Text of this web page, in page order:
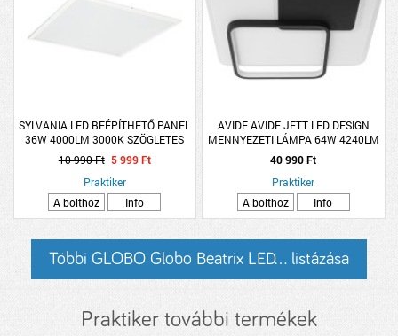
SYLVANIA LED BEÉPÍTHETŐ PANEL
36W 4000LM 3000K SZÖGLETES
10 990 Ft 5 999 Ft
Praktiker
A bolthoz
Info
AVIDE AVIDE JETT LED DESIGN
MENNYEZETI LÁMPA 64W 4240LM
3000-6000K IP20 RF
TÁVIRÁNYÍTÓVAL 45X45CM
40 990 Ft
Praktiker
A bolthoz
Info
Többi GLOBO Globo Beatrix LED... listázása
Praktiker további termékek